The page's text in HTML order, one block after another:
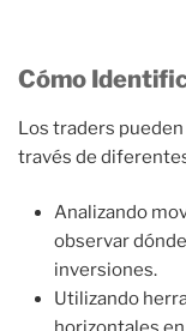
Cómo
Los traders
través de
Analizando
observar
inversiones.
Utilizando